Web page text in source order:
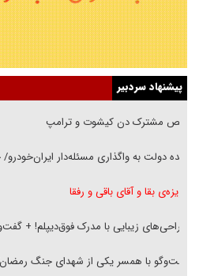
پیشنهاد سردبیر
رقص مشترک دن کیشوت و ترامپ
دنده دولت به واگذاری مسئله‌دار
غریزه‌ی بقا و آقای باقی و رفقا
جراحی‌های زیبایی با مدرک فوق‌دیپلم! +
گفت‌وگو با همسر یکی از شهدای جنگ